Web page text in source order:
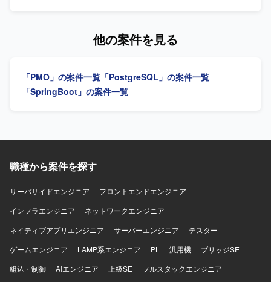
化やセンター化などの構想から詳細設計・レビューまで一
扱うシステム設計の知見を深めることができる環境です。
【開発環境】 TypeScript、React、React Native、Java、
す。 【ポジションの魅力】 大規模Web業務アプリケーショ
ン開発において、プロジェクト運営全般を支援できます。
他の案件を見る
「PMO」の案件一覧 「PostgreSQL」の案件一覧
「SpringBoot」の案件一覧
職種から案件を探す
サーバサイドエンジニア
フロントエンドエンジニア
インフラエンジニア
ネットワークエンジニア
ネイティブアプリエンジニア
サーバーエンジニア
テスター
ゲームエンジニア
LAMP系エンジニア PL 汎用機
ブリッジSE
組込・制御
AIエンジニア 上級SE
フルスタックエンジニア